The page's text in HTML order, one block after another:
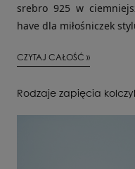
srebro 925 w
have dla miłośniczek
CZYTAJ CAŁOŚĆ »
Rodzaje zapięcia